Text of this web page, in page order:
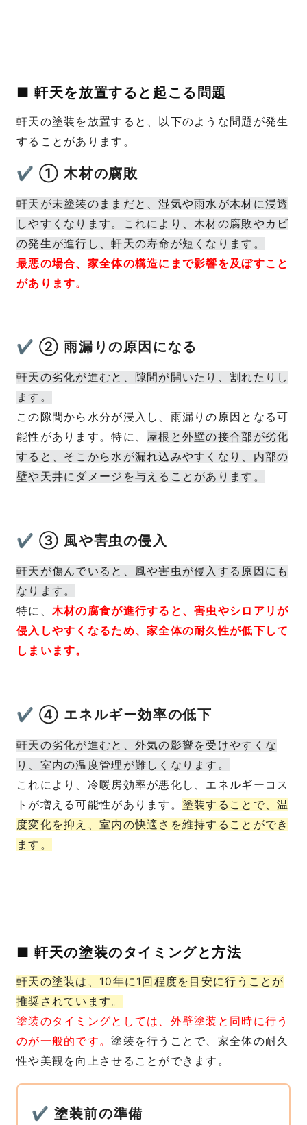
■ 軒天を放置すると起こる問題
軒天の塗装を放置すると、以下のような問題が発生
することがあります。
✔ ① 木材の腐敗
軒天が未塗装のままだと、湿気や雨水が木材に浸透
しやすくなります。これにより、木材の腐敗やカビ
の発生が進行し、軒天の寿命が短くなります。
最悪の場合、家全体の構造にまで影響を及ぼすこと
があります。
✔ ② 雨漏りの原因になる
軒天の劣化が進むと、隙間が開いたり、割れたりし
ます。
この隙間から水分が浸入し、雨漏りの原因となる可
能性があります。特に、 屋根と外壁の接合部が劣化
すると、そこから水が漏れ込みやすくなり、内部の
壁や天井にダメージを与えることがあります。
✔ ③ 風や害虫の侵入
軒天が傷んでいると、風や害虫が侵入する原因にも
なります。
特に、 木材の腐食が進行すると、害虫やシロアリが
侵入しやすくなるため、家全体の耐久性が低下して
しまいます。
✔ ④ エネルギー効率の低下
軒天の劣化が進むと、外気の影響を受けやすくな
り、室内の温度管理が難しくなります。
これにより、冷暖房効率が悪化し、エネルギーコス
トが増える可能性があります。 塗装することで、温
度変化を抑え、室内の快適さを維持することができ
ます。
■ 軒天の塗装のタイミングと方法
軒天の塗装は、10年に1回程度を目安に行うことが
推奨されています。
塗装のタイミングとしては、外壁塗装と同時に行う
のが一般的です。塗装を行うことで、家全体の耐久
性や美観を向上させることができます。
✔ 塗装前の準備